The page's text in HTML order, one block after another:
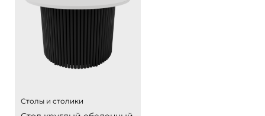
Столы и столики